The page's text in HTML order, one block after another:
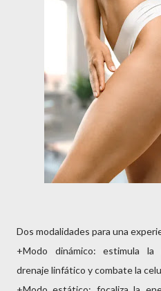
Dos modalidades para una
+Modo dinámico: estimula la
drenaje linfático y combate la